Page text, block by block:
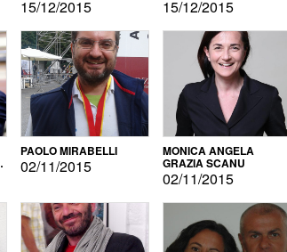
15/12/2015 15/12/2015
PAOLO MIRABELLI
02/11/2015
MONICA ANGELA
GRAZIA SCANU
02/11/2015